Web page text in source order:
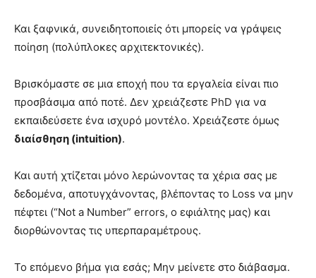
Και ξαφνικά, συνειδητοποιείς ότι μπορείς να γράψεις
ποίηση (πολύπλοκες αρχιτεκτονικές).
Βρισκόμαστε σε μια εποχή που τα εργαλεία είναι πιο
προσβάσιμα από ποτέ. Δεν χρειάζεστε PhD για να
εκπαιδεύσετε ένα ισχυρό μοντέλο. Χρειάζεστε όμως
διαίσθηση (intuition).
Και αυτή χτίζεται μόνο λερώνοντας τα χέρια σας με
δεδομένα, αποτυγχάνοντας, βλέποντας το Loss να μην
πέφτει (“Not a Number” errors, ο εφιάλτης μας) και
διορθώνοντας τις υπερπαραμέτρους.
Το επόμενο βήμα για εσάς; Μην μείνετε στο διάβασμα.